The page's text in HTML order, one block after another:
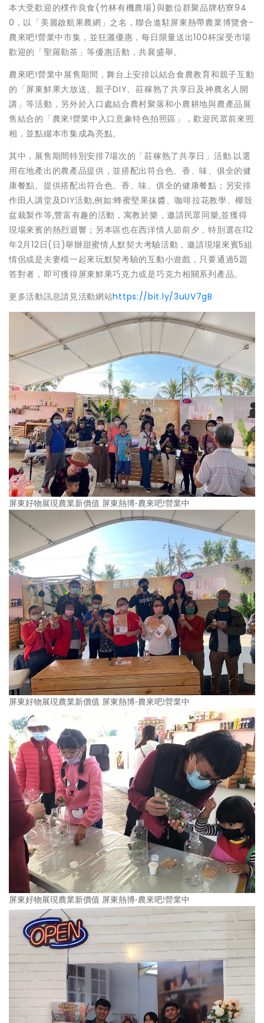
本大受歡迎的樸作良食(竹林有機農場)與數位群聚品牌枋寮94
0，以「美麗啟航果農網」之名，聯合進駐屏東熱帶農業博覽會-
農來吧!營業中市集，並狂灑優惠，每日限量送出100杯深受市場
歡迎的「聖羅勒茶」等優惠活動，共襄盛舉。
農來吧!營業中展售期間，舞台上安排以結合食農教育和親子互動
的「屏東鮮果大放送、親子DIY、莊稼熟了共享日及神農名人開
講」等活動，另外於入口處結合農村聚落和小農耕地與農產品展
售結合的「農來!營業中入口意象特色拍照區」，歡迎民眾前來照
相，並點綴本市集成為亮點。
其中，展售期間特別安排7場次的「莊稼熟了共享日」活動.以選
用在地產出的農產品提供，並搭配出符合色、香、味、俱全的健
康餐點。提供搭配出符合色、香、味、俱全的健康餐點；另安排
作田人講堂及DIY活動,例如:蜂蜜堅果抹醬、咖啡拉花教學、椰殼
盆栽製作等,豐富有趣的活動，寓教於樂，邀請民眾同樂,並獲得
現場來賓的熱烈迴響；另本區也在西洋情人節前夕，特別選在112
年2月12日(日)舉辦甜蜜情人默契大考驗活動，邀請現場來賓5組
情侶或是夫妻檔一起來玩默契考驗的互動小遊戲，只要通過5題
答對者，即可獲得屏東鮮果巧克力或是巧克力相關系列產品。
更多活動訊息請見活動網站https://bit.ly/3uUV7gB
屏東好物展現農業新價值 屏東熱博-農來吧!營業中
屏東好物展現農業新價值 屏東熱博-農來吧!營業中
屏東好物展現農業新價值 屏東熱博-農來吧!營業中